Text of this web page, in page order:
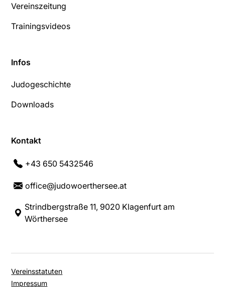
Vereinszeitung
Trainingsvideos
Infos
Judogeschichte
Downloads
Kontakt
+43 650 5432546
office@judowoerthersee.at
Strindbergstraße 11, 9020 Klagenfurt am
Wörthersee
Vereinsstatuten
Impressum